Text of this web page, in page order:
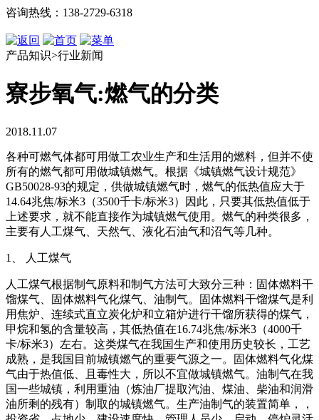
咨询热线：138-2729-6318
产品知识>行业新闻
寮步氧气:燃气的分类
2018.11.07
各种可燃气体都可用做工农业生产和生活用的燃料，但并不使
所有的燃气都可用做城镇燃气。根据《城镇燃气设计规范》
GB50028-93的规定，供做城镇燃气时，燃气的低热值应大于
14.64兆焦/标米3（3500千卡/标米3）因此，只要其低热值低于
上述要求，就不能直接作为城镇燃气使用。燃气的种类很多，
主要有人工煤气、天然气、液化石油气和沼气等几种。
1、 人工煤气
人工煤气根据制气原料和制气方法可大致分三种：固体燃料干
馏煤气、固体燃料气化煤气、油制气。固体燃料干馏煤气是利
用焦炉、连续式直立炭化炉和立箱炉进行干馏所获得的煤气，
甲烷和氢的含量较高，其低热值在16.74兆焦/标米3（4000千
卡/标米3）左右。这类煤气在我国生产和使用历史较长，工艺
成熟，是我国目前城镇燃气的重要气源之一。固体燃料气化煤
气由于热值低、且毒性大，所以不宜做城镇燃气。油制气在我
国一些城镇，利用重油（炼油厂提取汽油、煤油、柴油和润滑
油所剩的残有）制取的城镇燃气。生产油制气的装置简单，，